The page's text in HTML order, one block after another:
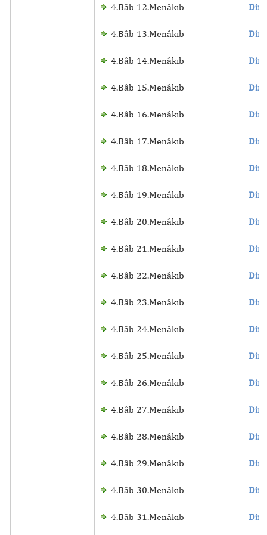
4.Bâb 12.Menâkıb
4.Bâb 13.Menâkıb
4.Bâb 14.Menâkıb
4.Bâb 15.Menâkıb
4.Bâb 16.Menâkıb
4.Bâb 17.Menâkıb
4.Bâb 18.Menâkıb
4.Bâb 19.Menâkıb
4.Bâb 20.Menâkıb
4.Bâb 21.Menâkıb
4.Bâb 22.Menâkıb
4.Bâb 23.Menâkıb
4.Bâb 24.Menâkıb
4.Bâb 25.Menâkıb
4.Bâb 26.Menâkıb
4.Bâb 27.Menâkıb
4.Bâb 28.Menâkıb
4.Bâb 29.Menâkıb
4.Bâb 30.Menâkıb
4.Bâb 31.Menâkıb